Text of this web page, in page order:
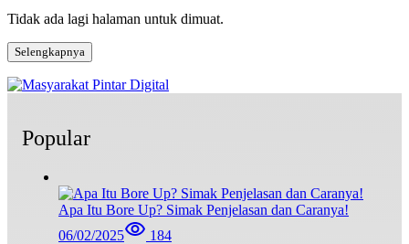
Tidak ada lagi halaman untuk dimuat.
Selengkapnya
Popular
Apa Itu Bore Up? Simak Penjelasan dan Caranya!
06/02/2025
184